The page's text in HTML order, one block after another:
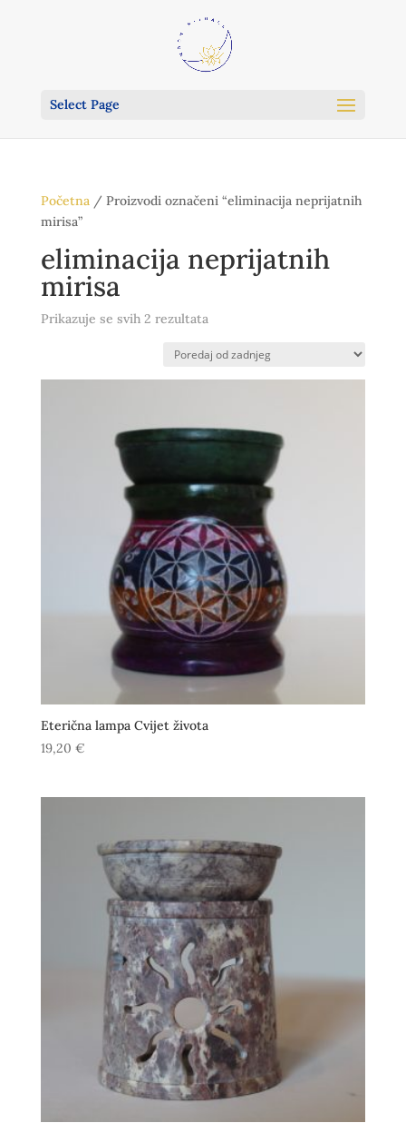
Select Page
Početna/ Proizvodi označeni “eliminacija neprijatnih
mirisa”
eliminacija neprijatnih
mirisa
Prikazuje se svih 2 rezultataPoredano
najnovijem
Eterična lampa Cvijet života
19,20 €